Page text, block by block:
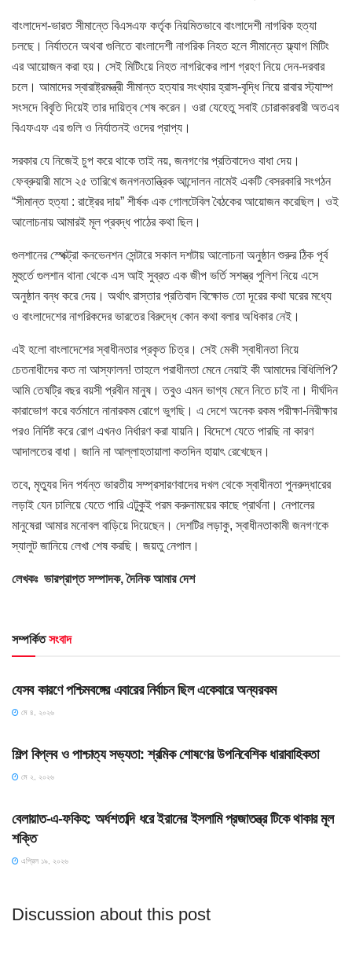
বাংলাদেশ-ভারত সীমান্তে বিএসএফ কর্তৃক নিয়মিতভাবে বাংলাদেশী নাগরিক হত্যা
চলছে। নির্যাতনে অথবা গুলিতে বাংলাদেশী নাগরিক নিহত হলে সীমান্তে ফ্ল্যাগ মিটিং
এর আয়োজন করা হয়। সেই মিটিংয়ে নিহত নাগরিকের লাশ গ্রহণ নিয়ে দেন-দরবার
চলে। আমাদের স্বারাষ্ট্রমন্ত্রী সীমান্ত হত্যার সংখ্যার হ্রাস-বৃদ্ধি নিয়ে রাবার স্ট্যাম্প
সংসদে বিবৃতি দিয়েই তার দায়িত্ব শেষ করেন। ওরা যেহেতু সবাই চোরাকারবারী অতএব
বিএফএফ এর গুলি ও নির্যাতনই ওদের প্রাপ্য।
সরকার যে নিজেই চুপ করে থাকে তাই নয়, জনগণের প্রতিবাদেও বাধা দেয়।
ফেব্রুয়ারী মাসে ২৫ তারিখে জনগনতান্ত্রিক আন্দোলন নামেই একটি বেসরকারি সংগঠন
“সীমান্ত হত্যা : রাষ্ট্রের দায়” শীর্ষক এক গোলটেবিল বৈঠকের আয়োজন করেছিল। ওই
আলোচনায় আমারই মূল প্রবদ্ধ পাঠের কথা ছিল।
গুলশানের স্পেক্ট্রা কনভেনশন সেন্টারে সকাল দশটায় আলোচনা অনুষ্ঠান শুরুর ঠিক পূর্ব
মুহুর্তে গুলশান থানা থেকে এস আই সুব্রত এক জীপ ভর্তি সশস্ত্র পুলিশ নিয়ে এসে
অনুষ্ঠান বন্ধ করে দেয়। অর্থাৎ রাস্তার প্রতিবাদ বিক্ষোভ তো দূরের কথা ঘরের মধ্যে
ও বাংলাদেশের নাগরিকদের ভারতের বিরুদ্ধে কোন কথা বলার অধিকার নেই।
এই হলো বাংলাদেশের স্বাধীনতার প্রকৃত চিত্র। সেই মেকী স্বাধীনতা নিয়ে
চেতনাধীদের কত না আস্ফালন! তাহলে পরাধীনতা মেনে নেয়াই কী আমাদের বিধিলিপি?
আমি তেষট্রি বছর বয়সী প্রবীন মানুষ। তবুও এমন ভাগ্য মেনে নিতে চাই না। দীর্ঘদিন
কারাভোগ করে বর্তমানে নানারকম রোগে ভুগছি। এ দেশে অনেক রকম পরীক্ষা-নিরীক্ষার
পরও নির্দিষ্ট করে রোগ এখনও নির্ধারণ করা যায়নি। বিদেশে যেতে পারছি না কারণ
আদালতের বাধা। জানি না আল্লাহতায়ালা কতদিন হায়াৎ রেখেছেন।
তবে, মৃত্যুর দিন পর্যন্ত ভারতীয় সম্প্রসারণবাদের দখল থেকে স্বাধীনতা পুনরুদ্ধারের
লড়াই যেন চালিয়ে যেতে পারি এটুকুই পরম করুনাময়ের কাছে প্রার্থনা। নেপালের
মানুষেরা আমার মনোবল বাড়িয়ে দিয়েছেন। দেশটির লড়াকু, স্বাধীনতাকামী জনগণকে
স্যালুট জানিয়ে লেখা শেষ করছি। জয়তু নেপাল।
লেখকঃ ভারপ্রাপ্ত সম্পাদক, দৈনিক আমার দেশ
সম্পর্কিতসংবাদ
HOME POST
যেসব কারণে পশ্চিমবঙ্গের এবারের নির্বাচন ছিল একেবারে অন্যরকম
মে ৪, ২০২৬
শিল্প বিপ্লব ও পাশ্চাত্য সভ্যতা: শ্রমিক শোষণের উপনিবেশিক ধারাবাহিকতা
মে ২, ২০২৬
বেলায়াত-এ-ফকিহ: অর্ধশতাব্দি ধরে ইরানের ইসলামি প্রজাতন্ত্র টিকে থাকার মূল
শক্তি
এপ্রিল ১৯, ২০২৬
Discussion about this post